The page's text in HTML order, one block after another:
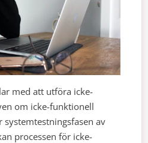
med att utföra icke-
om icke-funktionell
av
processen för icke-